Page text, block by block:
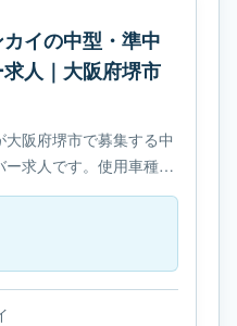
イの中型・準中
人｜大阪府堺市
阪府堺市で募集する中
求人です。使用車種は
は- 変形労働時間制で
許です。